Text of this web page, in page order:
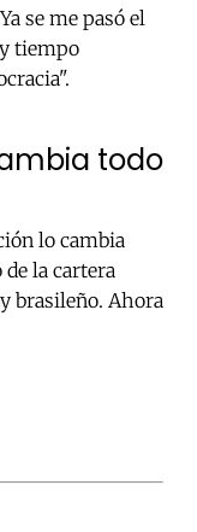
se me pasó el
tiempo
todo
lo cambia
de la cartera
brasileño. Ahora